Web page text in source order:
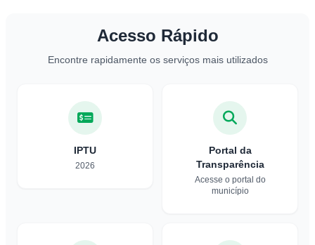
Acesso Rápido
Encontre rapidamente os serviços mais utilizados
IPTU
2026
Portal da
Transparência
Acesse o portal do
município